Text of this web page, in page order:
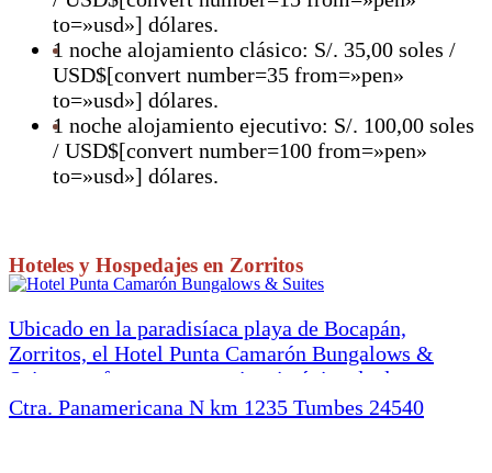
to=»usd»] dólares.
1 noche alojamiento clásico: S/. 35,00 soles /
USD$[convert number=35 from=»pen»
to=»usd»] dólares.
1 noche alojamiento ejecutivo: S/. 100,00 soles
/ USD$[convert number=100 from=»pen»
to=»usd»] dólares.
Hoteles y Hospedajes en Zorritos
Ubicado en la paradisíaca playa de Bocapán,
Zorritos, el Hotel Punta Camarón Bungalows &
Suites te ofrece una experiencia única de descanso y
confort frente al mar. Disfruta de nuestras
Ctra. Panamericana N km 1235 Tumbes 24540